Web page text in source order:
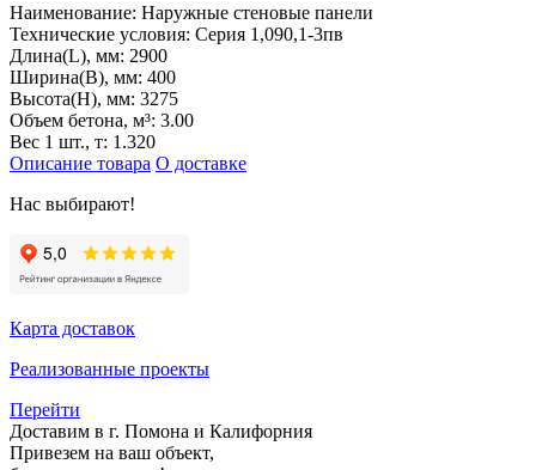
Наименование: Наружные стеновые панели
Технические условия: Серия 1,090,1-3пв
Длина(L), мм: 2900
Ширина(B), мм: 400
Высота(H), мм: 3275
Объем бетона, м³: 3.00
Вес 1 шт., т: 1.320
Описание товара О доставке
Нас выбирают!
Карта доставок
Реализованные проекты
Перейти
Доставим в г. Помона и Калифорния
Привезем на ваш объект,